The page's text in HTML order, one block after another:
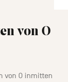
von O
von O inmitten